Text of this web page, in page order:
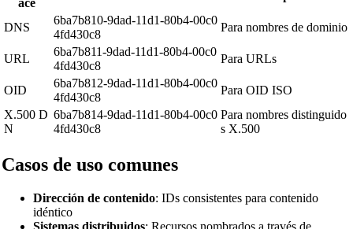
ace
DNS
6ba7b810-9dad-11d1-80b4-00c0
4fd430c8
Para nombres de dominio
URL
6ba7b811-9dad-11d1-80b4-00c0
4fd430c8
Para URLs
OID
6ba7b812-9dad-11d1-80b4-00c0
4fd430c8
Para OID ISO
X.500 D
N
6ba7b814-9dad-11d1-80b4-00c0
4fd430c8
Para nombres distinguido
s X.500
Casos de uso comunes
Dirección de contenido: IDs consistentes para contenido
idéntico